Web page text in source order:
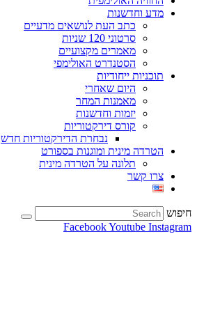
מדע וחדשנות
כתב העת לנושאים מדעיים
סרטוני 120 שניות
מאמרים מקצועיים
הסטנדרט האולימפי
תוכניות ייחודיות
היום שאחרי
מאמנות המחר
יזמות וחדשנות
קורס דירקטוריות
נבחרת הדירקטוריות חדש
הטרדה מינית ומוגנות בספורט
תלונה על הטרדה מינית
צרו קשר
חיפוש
FacebookYoutube Instagram